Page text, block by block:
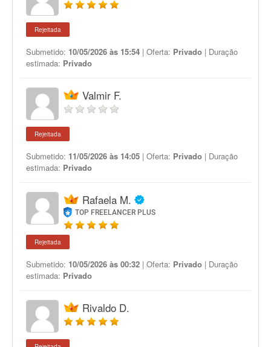
Rejeitada
Submetido: 10/05/2026 às 15:54 | Oferta: Privado | Duração
estimada: Privado
Valmir F.
Rejeitada
Submetido: 11/05/2026 às 14:05 | Oferta: Privado | Duração
estimada: Privado
Rafaela M.
TOP FREELANCER PLUS
Rejeitada
Submetido: 10/05/2026 às 00:32 | Oferta: Privado | Duração
estimada: Privado
Rivaldo D.